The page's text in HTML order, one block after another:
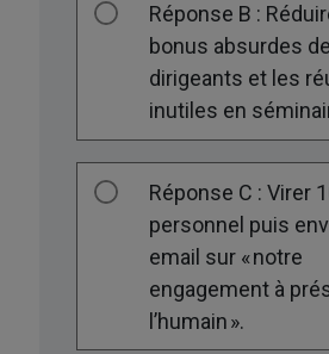
Réponse B :
bonus absurdes
dirigeants et les
inutiles en
Réponse C : Virer
personnel puis
email sur « notre
engagement à
l’humain ».